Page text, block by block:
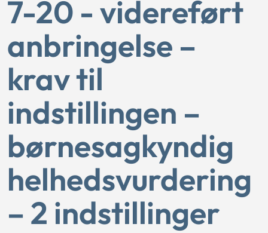
7-20 - videreført
anbringelse –
krav til
indstillingen –
børnesagkyndig
helhedsvurdering
– 2 indstillinger